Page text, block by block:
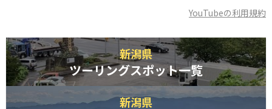
YouTubeの利用規約
新潟県
ツーリングスポット一覧
新潟県